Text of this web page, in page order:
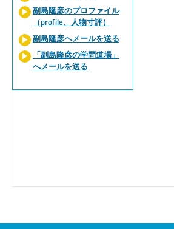
副島隆彦のプロファイル
（profile、人物寸評）
副島隆彦へメールを送る
「副島隆彦の学問道場」
へメールを送る